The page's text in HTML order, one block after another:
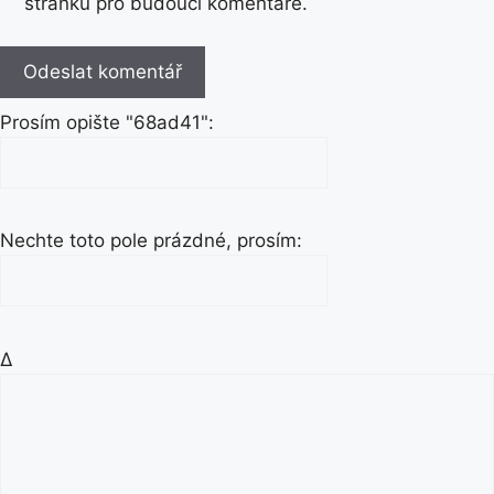
Prosím opište "68ad41":
Nechte toto pole prázdné, prosím:
Δ